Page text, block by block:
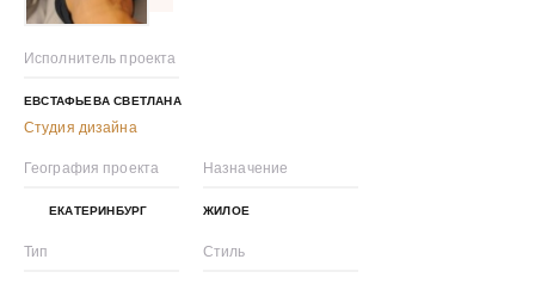
Исполнитель проекта
ЕВСТАФЬЕВА СВЕТЛАНА
Студия дизайна
География проекта
ЕКАТЕРИНБУРГ
Назначение
ЖИЛОЕ
Тип Стиль